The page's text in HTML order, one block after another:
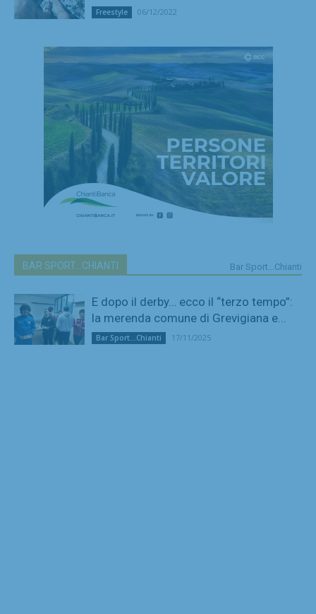
Freestyle 06/12/2022
BAR SPORT...CHIANTI Bar Sport...Chianti
E dopo il derby… ecco il “terzo tempo”:
la merenda comune di Grevigiana e...
Bar Sport...Chianti 17/11/2025